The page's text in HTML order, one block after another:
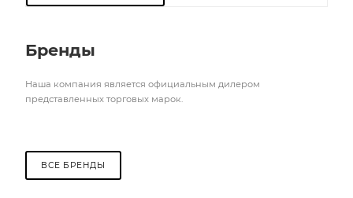
Бренды
Наша компания является официальным дилером
представленных торговых марок.
ВСЕ БРЕНДЫ